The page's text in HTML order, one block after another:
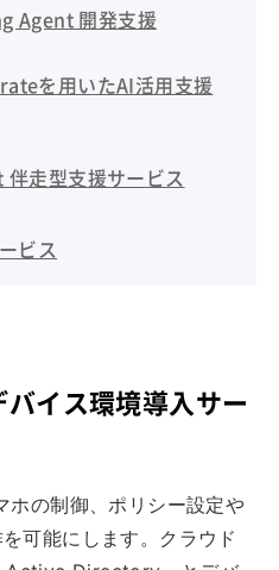
バイス環境導入サー
ホの制御、ポリシー設定や
可能にします。クラウド
Agent 開発支援
を用いたAI活用支援
走型支援サービス
ビス